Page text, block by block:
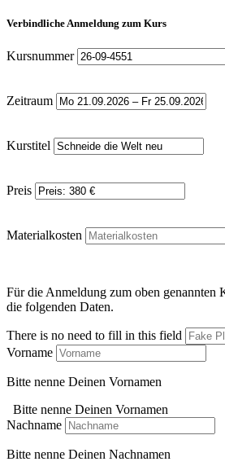
Verbindliche Anmeldung zum Kurs
Kursnummer
Zeitraum
Kurstitel
Preis
Materialkosten
Für die Anmeldung zum oben genannten
die folgenden Daten.
There is no need to fill in this field
Vorname
Bitte nenne Deinen Vornamen
Bitte nenne Deinen Vornamen
Nachname
Bitte nenne Deinen Nachnamen